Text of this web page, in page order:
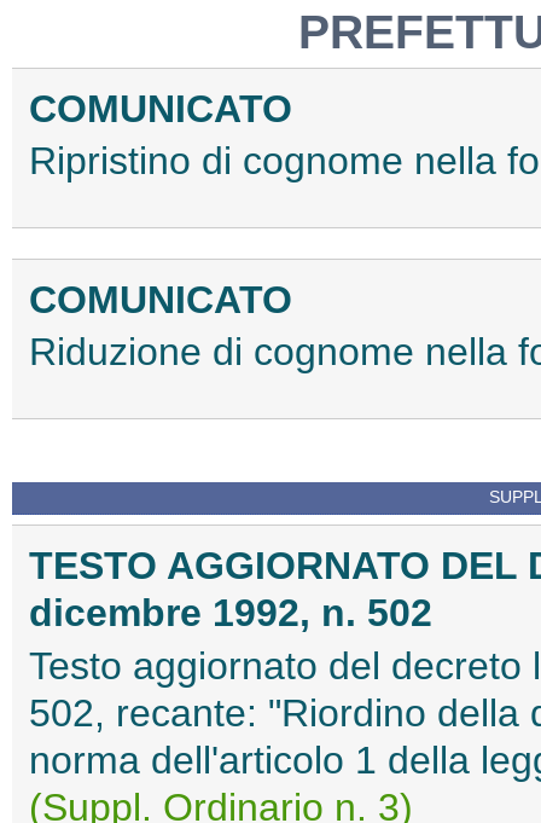
COMUNICATO
Ripristino di cognome nella
COMUNICATO
Riduzione di cognome nella
TESTO AGGIORNATO DEL
dicembre 1992, n. 502
Testo aggiornato del
502, recante: "Riordino della
norma dell'articolo 1 della
(Suppl. Ordinario n. 3)